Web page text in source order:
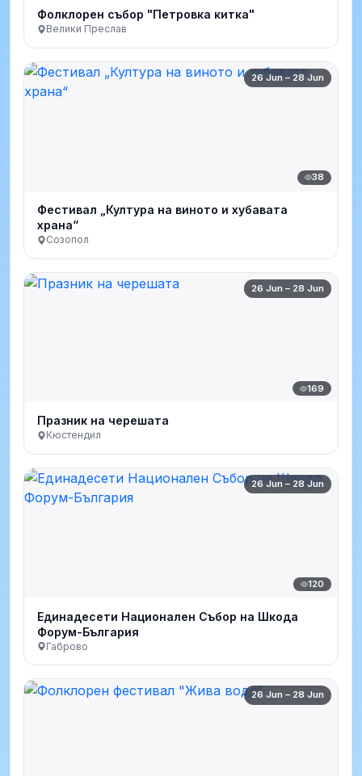
Фолклорен събор "Петровка китка"
Велики Преслав
26 Jun – 28 Jun
38
Фестивал „Култура на виното и хубавата
храна“
Созопол
26 Jun – 28 Jun
169
Празник на черешата
Кюстендил
26 Jun – 28 Jun
120
Единадесети Национален Събор на Шкода
Форум-България
Габрово
26 Jun – 28 Jun